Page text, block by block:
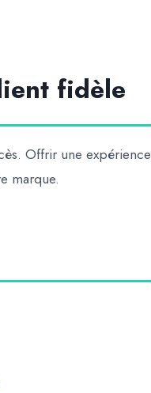
fidèle
Offrir une expérience
marque.